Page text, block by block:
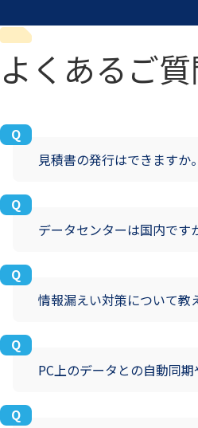
よくあるご質
見積書の発行はできますか。
データセンターは国内です
情報漏えい対策について教
PC上のデータとの自動同